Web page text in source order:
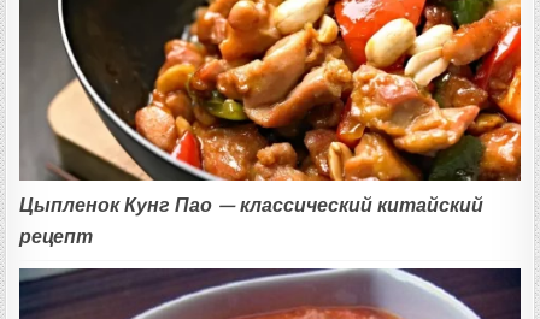
Цыпленок Кунг Пао — классический китайский
рецепт